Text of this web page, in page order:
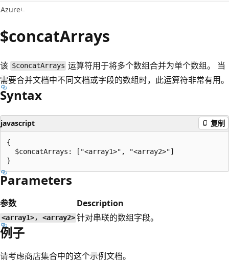
Azure
$concatArrays
该 $concatArrays 运算符用于将多个数组合并为单个数组。 当
需要合并文档中不同文档或字段的数组时，此运算符非常有用。
Syntax
javascript 复制
{
  $concatArrays: ["<array1>", "<array2>"]
Parameters
参数 Description
<array1>, <array2> 针对串联的数组字段。
例子
请考虑商店集合中的这个示例文档。